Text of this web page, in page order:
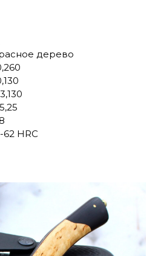
дерево
62 HRC